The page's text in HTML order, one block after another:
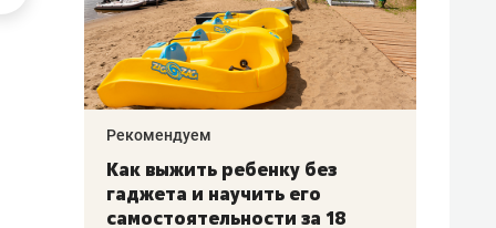
–
Рекомендуем
Как выжить ребенку без
гаджета и научить его
самостоятельности за 18